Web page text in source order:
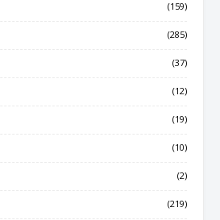
(159)
(285)
(37)
(12)
(19)
(10)
(2)
(219)